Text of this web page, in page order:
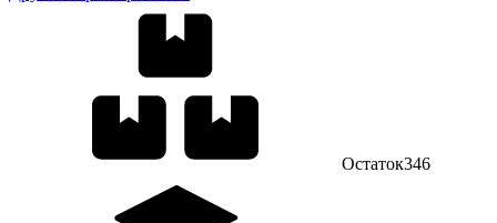
Остаток346